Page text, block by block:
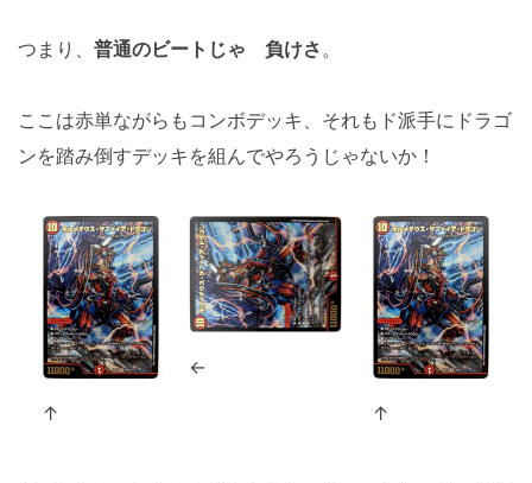
つまり、 普通のビートじゃ 負けさ 。
ここは赤単ながらもコンボデッキ、それもド派手にドラゴ
ンを踏み倒すデッキを組んでやろうじゃないか！
↑
←
↑